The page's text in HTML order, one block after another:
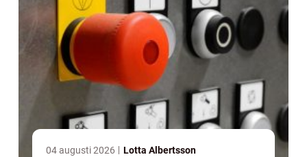
04 augusti 2026 Lotta Albertsson